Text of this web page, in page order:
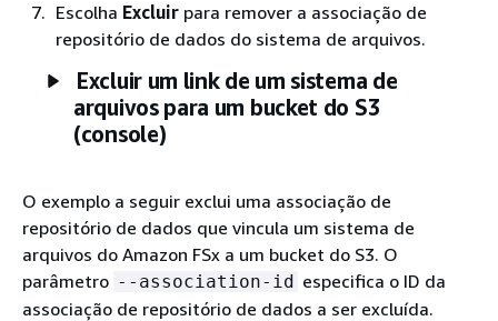
Escolha Excluir para remover a associação de
repositório de dados do sistema de arquivos.
Excluir um link de um sistema de
arquivos para um bucket do S3
(console)
O exemplo a seguir exclui uma associação de
repositório de dados que vincula um sistema de
arquivos do Amazon FSx a um bucket do S3. O
parâmetro --association-id especifica o ID da
associação de repositório de dados a ser excluída.